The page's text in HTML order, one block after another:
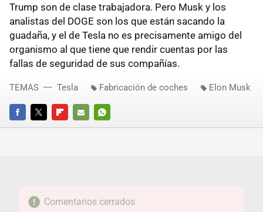
Trump son de clase trabajadora. Pero Musk y los
analistas del DOGE son los que están sacando la
guadaña, y el de Tesla no es precisamente amigo del
organismo al que tiene que rendir cuentas por las
fallas de seguridad de sus compañías.
FACEBOOKTWITTERFLIPBOARD
E-
WHATSAPP
TEMAS Tesla Fabricación de coches Elon Musk
Comentarios cerrados